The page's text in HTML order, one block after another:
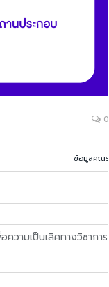
0
ข้อมูลคณะ
ามเป็นเลิศทางวิชาการ